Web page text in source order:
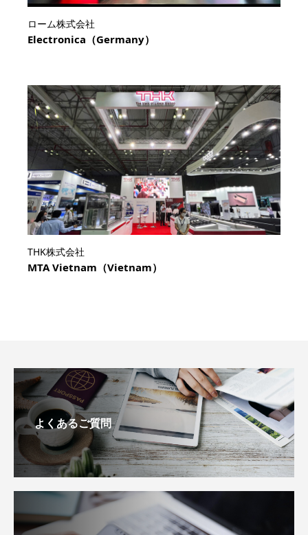
ローム株式会社
Electronica（Germany）
THK株式会社
MTA Vietnam（Vietnam）
よくあるご質問